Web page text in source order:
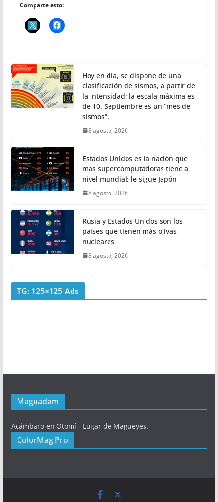
Comparte esto:
Hoy en día, se dispone de una
clasificación de sismos, a partir de
la intensidad; la escala máxima es
de 10. Septiembre es un “mes de
sismos”.
8 agosto, 2026
Estados Unidos es la nación que
más supercomputadoras tiene a
nivel mundial; le sigue Japón
8 agosto, 2026
Rusia y Estados Unidos son los
países que tienen más ojivas
nucleares
8 agosto, 2026
TG: 125×125 Ads
Maguadam
Acámbaro en Otomí - Lugar de Magueyes.
ColorMag Pro